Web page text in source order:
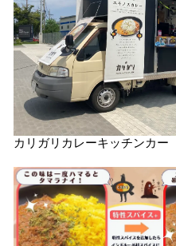
カリガリカレーキッチンカー